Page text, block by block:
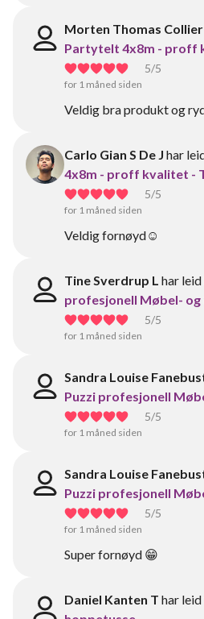
Morten Thomas Collier
Partytelt 4x8m - proff
5/5
for 1 måned siden
Veldig bra produkt og
Carlo Gian S De J har
4x8m - proff kvalitet -
5/5
for 1 måned siden
Veldig fornøyd☺️
Tine Sverdrup L har leid
profesjonell Møbel-
5/5
for 1 måned siden
Sandra Louise
Puzzi profesjonell
5/5
for 1 måned siden
Sandra Louise
Puzzi profesjonell
5/5
for 1 måned siden
Super fornøyd 😁
Daniel Kanten T har leid